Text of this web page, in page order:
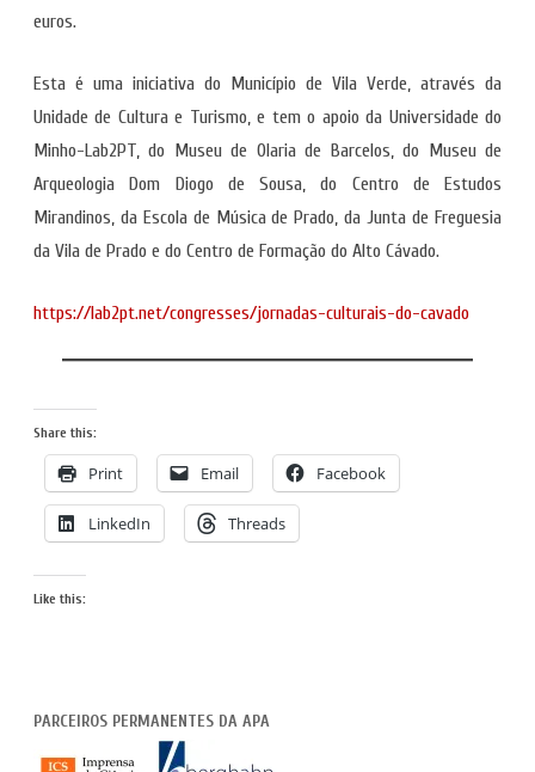
euros.
Esta é uma iniciativa do Município de Vila Verde, através da
Unidade de Cultura e Turismo, e tem o apoio da Universidade do
Minho-Lab2PT, do Museu de Olaria de Barcelos, do Museu de
Arqueologia Dom Diogo de Sousa, do Centro de Estudos
Mirandinos, da Escola de Música de Prado, da Junta de Freguesia
da Vila de Prado e do Centro de Formação do Alto Cávado.
https://lab2pt.net/congresses/jornadas-culturais-do-cavado
Share this:
Print Email Facebook
LinkedIn Threads
Like this:
PARCEIROS PERMANENTES DA APA